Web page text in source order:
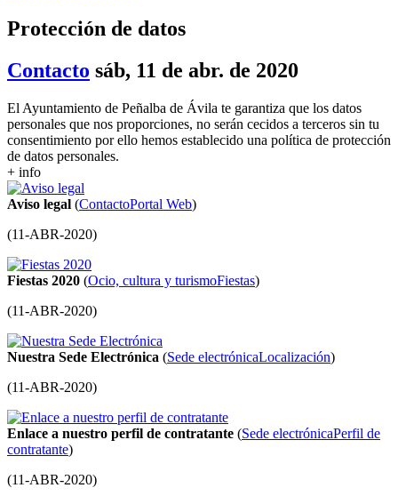
Protección de datos
Contacto sáb, 11 de abr. de 2020
El Ayuntamiento de Peñalba de Ávila te garantiza que los datos
personales que nos proporciones, no serán cecidos a terceros sin tu
consentimiento por ello hemos establecido una política de protección
de datos personales.
+ info
Aviso legal (ContactoPortal Web)
(11-ABR-2020)
Fiestas 2020 (Ocio, cultura y turismoFiestas)
(11-ABR-2020)
Nuestra Sede Electrónica (Sede electrónicaLocalización)
(11-ABR-2020)
Enlace a nuestro perfil de contratante (Sede electrónicaPerfil de
contratante)
(11-ABR-2020)